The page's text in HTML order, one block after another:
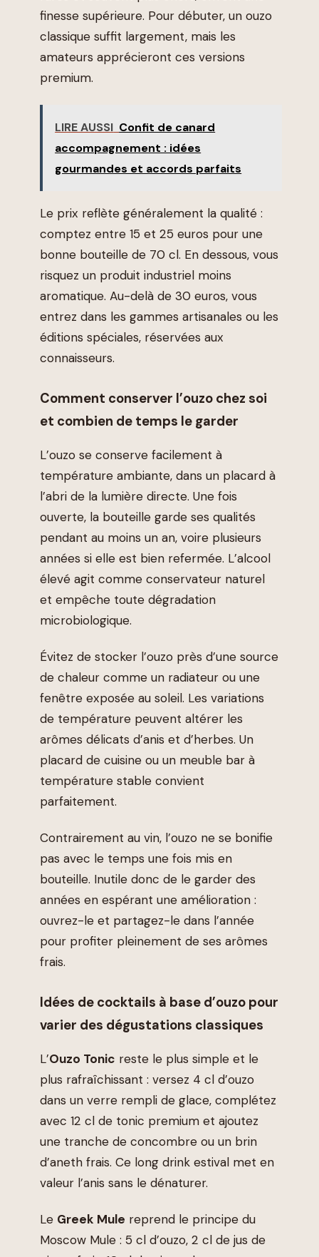
finesse supérieure. Pour débuter, un ouzo
classique suffit largement, mais les
amateurs apprécieront ces versions
premium.
LIRE AUSSI Confit de canard
accompagnement : idées
gourmandes et accords parfaits
Le prix reflète généralement la qualité :
comptez entre 15 et 25 euros pour une
bonne bouteille de 70 cl. En dessous, vous
risquez un produit industriel moins
aromatique. Au-delà de 30 euros, vous
entrez dans les gammes artisanales ou les
éditions spéciales, réservées aux
connaisseurs.
Comment conserver l’ouzo chez soi
et combien de temps le garder
L’ouzo se conserve facilement à
température ambiante, dans un placard à
l’abri de la lumière directe. Une fois
ouverte, la bouteille garde ses qualités
pendant au moins un an, voire plusieurs
années si elle est bien refermée. L’alcool
élevé agit comme conservateur naturel
et empêche toute dégradation
microbiologique.
Évitez de stocker l’ouzo près d’une source
de chaleur comme un radiateur ou une
fenêtre exposée au soleil. Les variations
de température peuvent altérer les
arômes délicats d’anis et d’herbes. Un
placard de cuisine ou un meuble bar à
température stable convient
parfaitement.
Contrairement au vin, l’ouzo ne se bonifie
pas avec le temps une fois mis en
bouteille. Inutile donc de le garder des
années en espérant une amélioration :
ouvrez-le et partagez-le dans l’année
pour profiter pleinement de ses arômes
frais.
Idées de cocktails à base d’ouzo pour
varier des dégustations classiques
L’Ouzo Tonic reste le plus simple et le
plus rafraîchissant : versez 4 cl d’ouzo
dans un verre rempli de glace, complétez
avec 12 cl de tonic premium et ajoutez
une tranche de concombre ou un brin
d’aneth frais. Ce long drink estival met en
valeur l’anis sans le dénaturer.
Le Greek Mule reprend le principe du
Moscow Mule : 5 cl d’ouzo, 2 cl de jus de